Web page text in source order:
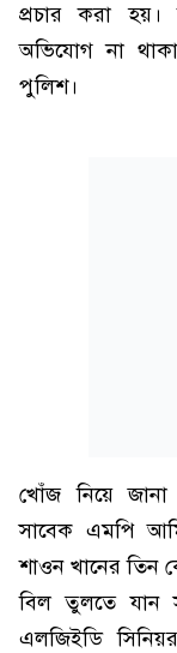
প্রচার করা হয়।
অভিযোগ না
পুলিশ।
খোঁজ নিয়ে জানা
সাবেক এমপি
শাওন খানের তিন
বিল তুলতে যান
এলজিইডি